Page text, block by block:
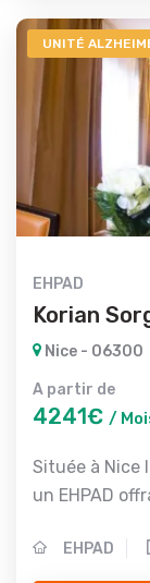
UNITÉ
EHPAD
Korian
Nice - 06300
A partir de
4241€ /
Située à Nice
un EHPAD
EHPAD